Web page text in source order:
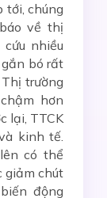
tới, chúng
về thị
nhiều
bó rất
trường
hơn
lại, TTCK
kinh tế.
có thể
giảm chút
động